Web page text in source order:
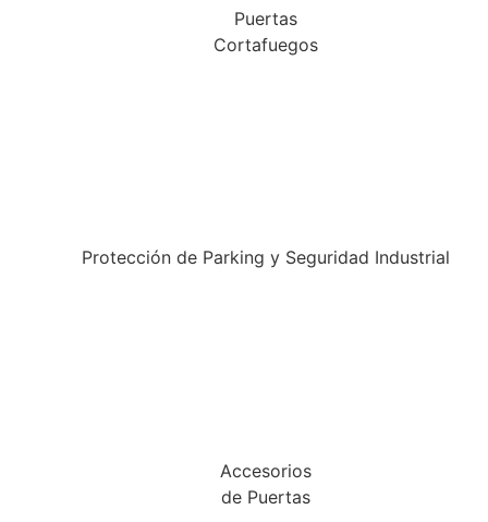
Puertas
Cortafuegos
Protección de Parking y Seguridad Industrial
Accesorios
de Puertas